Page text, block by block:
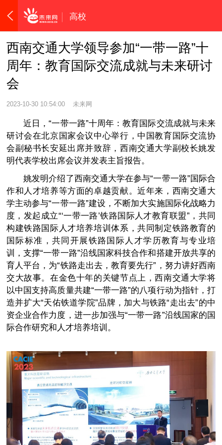
高校
西南交通大学领导参加“一带一路”十
周年：教育国际交流成就与未来研讨
会
2023-10-30 10:54:00 未来网
近日，“一带一路”十周年：教育国际交流成就与未来
研讨会在北京国家会议中心举行，中国教育国际交流协
会副秘书长安延出席并致辞，西南交通大学副校长姚发
明代表学校出席会议并发表主旨报告。
姚发明介绍了西南交通大学在参与“一带一路”国际合
作和人才培养等方面的卓越贡献。近年来，西南交通大
学主动参与“一带一路”建设，不断加大实施国际化战略力
度，发起成立“‘一带一路’铁路国际人才教育联盟”，共同
构建铁路国际人才培养培训体系，共同制定铁路教育的
国际标准，共同开展铁路国际人才学历教育与专业培
训，支撑“一带一路”沿线国家科技合作和搭建开放共享的
育人平台，为“铁路走出去，教育要先行”，努力讲好西南
交大故事。在金色十年的关键节点上，西南交通大学将
以中国支持高质量共建“一带一路”的八项行动为指针，打
造并扩大“天佑铁道学院”品牌，加大与铁路“走出去”的中
资企业合作力度，进一步加强与“一带一路”沿线国家的国
际合作研究和人才培养培训。